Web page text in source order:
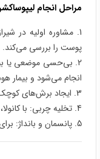
مراحل انجام
1. مشاوره اولیه در
پوست را بررسی می‌کند.
2. بی‌حسی موضعی یا
انجام می‌شود و بیمار
3. ایجاد برش‌های کوچک: در نواحی پنهان زیر چانه یا کنار گوش.
4. تخلیه چربی: با کانولا، چربی‌های اضافه به آرامی مکیده می‌شوند.
5. پانسمان و بانداژ: برای فرم‌دهی بهتر و جلوگیری از تورم.